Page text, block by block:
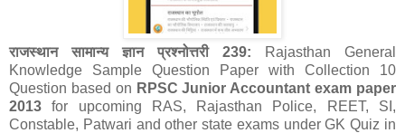
राजस्थान सामान्य ज्ञान प्रश्नोत्तरी 239: Rajasthan General
Knowledge Sample Question Paper with Collection 10
Question based on RPSC Junior Accountant exam paper
2013 for upcoming RAS, Rajasthan Police, REET, SI,
Constable, Patwari and other state exams under GK Quiz in